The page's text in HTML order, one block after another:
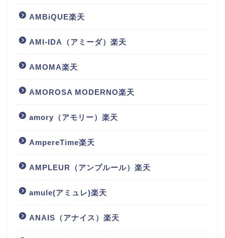
AMBiQUE楽天
AMI-IDA（アミーダ）楽天
AMOMA楽天
AMOROSA MODERNO楽天
amory（アモリー）楽天
AmpereTime楽天
AMPLEUR（アンプルール）楽天
amule(アミュレ)楽天
ANAIS（アナイス）楽天